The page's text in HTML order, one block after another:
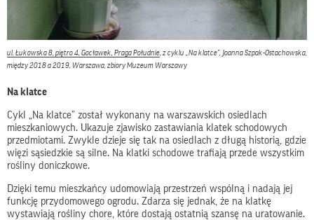
ul. Łukowska 8, piętro 4, Gocławek, Praga Południe , z cyklu „Na klatce”, Joanna Szpak-Ostachowska,
między 2018 a 2019, Warszawa, zbiory Muzeum Warszawy
Na klatce
Cykl „Na klatce” został wykonany na warszawskich osiedlach
mieszkaniowych. Ukazuje zjawisko zastawiania klatek schodowych
przedmiotami. Zwykle dzieje się tak na osiedlach z długą historią, gdzie
więzi sąsiedzkie są silne. Na klatki schodowe trafiają przede wszystkim
rośliny doniczkowe.
Dzięki temu mieszkańcy udomowiają przestrzeń wspólną i nadają jej
funkcję przydomowego ogrodu. Zdarza się jednak, że na klatkę
wystawiają rośliny chore, które dostają ostatnią szansę na uratowanie.